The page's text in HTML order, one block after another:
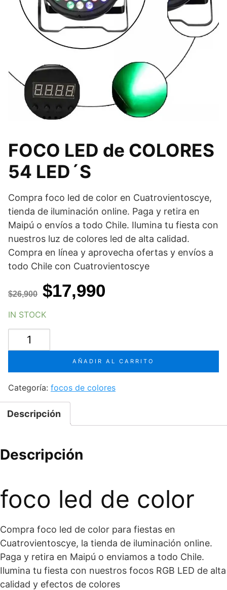
FOCO LED de COLORES
54 LED´S
Compra foco led de color en Cuatrovientoscye,
tienda de iluminación online. Paga y retira en
Maipú o envíos a todo Chile. Ilumina tu fiesta con
nuestros luz de colores led de alta calidad.
Compra en línea y aprovecha ofertas y envíos a
todo Chile con Cuatrovientoscye
$26,900 El
precio
original
era:
$26,900.
$17,990
es:
$17,990.
IN STOCK
FOCO
COLORES
54
cantidad
AÑADIR AL CARRITO
Categoría: focos de colores
Descripción
Descripción
foco led de color
Compra foco led de color para fiestas en
Cuatrovientoscye, la tienda de iluminación online.
Paga y retira en Maipú o enviamos a todo Chile.
Ilumina tu fiesta con nuestros focos RGB LED de alta
calidad y efectos de colores